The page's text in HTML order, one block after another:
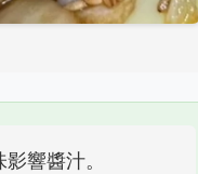
響醬汁。